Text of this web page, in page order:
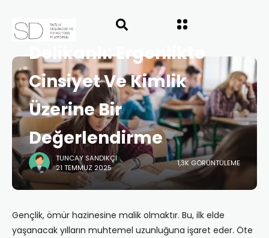
Kimlik Reyonundaki
Delikanlı: Ergenlikte
Cinsiyet Ve Kimlik
Üzerine Bir
Değerlendirme
TUNCAY SANDIKÇI
21 TEMMUZ 2025
1,3K GÖRÜNTÜLEME
Gençlik, ömür hazinesine malik olmaktır. Bu, ilk elde
yaşanacak yılların muhtemel uzunluğuna işaret eder. Öte